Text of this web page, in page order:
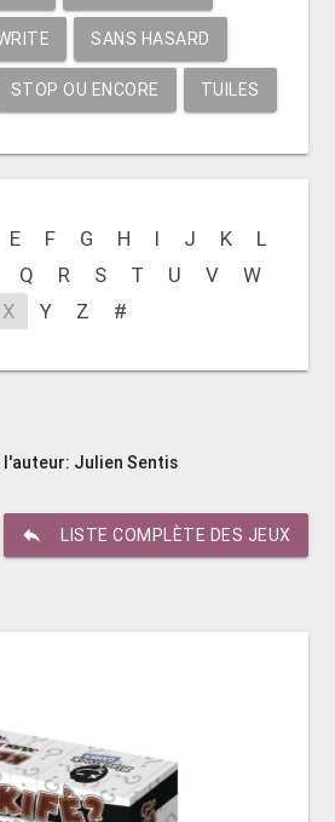
SANS HASARD
STOP OU ENCORE TUILES
E F G H I J K
L
Q R S T U V
W
X
Y Z #
l'auteur: Julien Sentis
reply LISTE COMPLÈTE DES JEUX